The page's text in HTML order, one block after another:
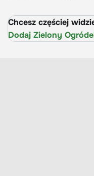
Chcesz częściej
Dodaj Zielony